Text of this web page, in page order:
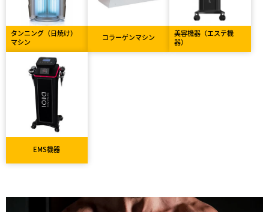
タンニング（日焼け）
マシン
コラーゲンマシン
美容機器（エステ機
器）
EMS機器